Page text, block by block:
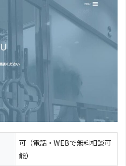
可（電話・WEBで無料相談可
能）